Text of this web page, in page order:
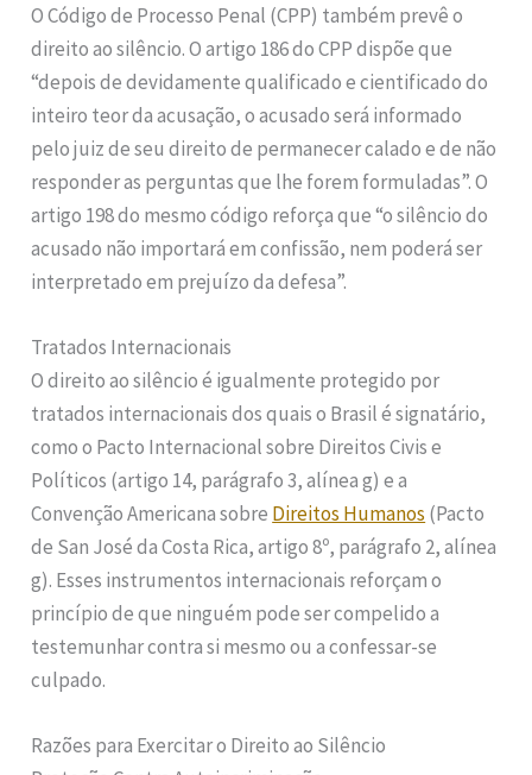
O Código de Processo Penal (CPP) também prevê o
direito ao silêncio. O artigo 186 do CPP dispõe que
“depois de devidamente qualificado e cientificado do
inteiro teor da acusação, o acusado será informado
pelo juiz de seu direito de permanecer calado e de não
responder as perguntas que lhe forem formuladas”. O
artigo 198 do mesmo código reforça que “o silêncio do
acusado não importará em confissão, nem poderá ser
interpretado em prejuízo da defesa”.
Tratados Internacionais
O direito ao silêncio é igualmente protegido por
tratados internacionais dos quais o Brasil é signatário,
como o Pacto Internacional sobre Direitos Civis e
Políticos (artigo 14, parágrafo 3, alínea g) e a
Convenção Americana sobre Direitos Humanos (Pacto
de San José da Costa Rica, artigo 8º, parágrafo 2, alínea
g). Esses instrumentos internacionais reforçam o
princípio de que ninguém pode ser compelido a
testemunhar contra si mesmo ou a confessar-se
culpado.
Razões para Exercitar o Direito ao Silêncio